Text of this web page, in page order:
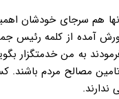
هم سرجای خودشان
آمده از کلمه رئیس
به من خدمتگزار
مصالح مردم باشند.
ندارند.